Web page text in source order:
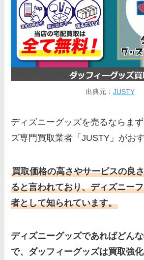
出典元： JUSTY
ディズニーグッズを売るならま
ズ専門買取業者「JUSTY」がお
買取価格の高さやサービスの良
ると言われており、ディズニー
者として知られています。
ディズニーグッズであればどん
で、ダッフィーグッズは買取強化